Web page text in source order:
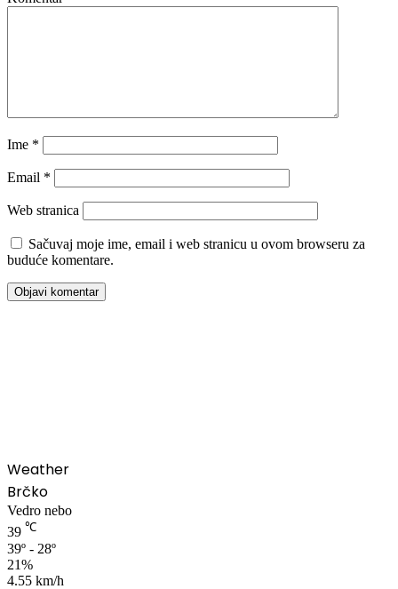
Ime *
Email *
Web stranica
Sačuvaj moje ime, email i web stranicu u ovom browseru za
buduće komentare.
Weather
Brčko
Vedro nebo
39 ℃
39º - 28º
21%
4.55 km/h